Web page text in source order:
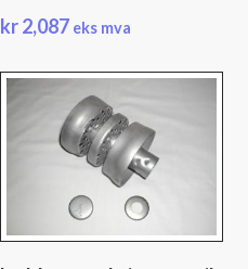
kr2,087 eks mva